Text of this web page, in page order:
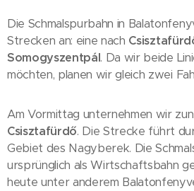
Die Schmalspurbahn in
Strecken an: eine nach
Somogyszentpál. Da wir beide
möchten, planen wir gleich zwei
Am Vormittag unternehmen wir
Csisztafürdő. Die Strecke führt
Gebiet des Nagyberek. Die
ursprünglich als Wirtschaftsbahn
heute unter anderem